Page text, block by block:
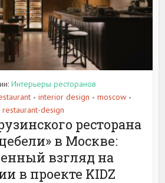
Интерьеры ресторанов
• interior design • moscow •
restaurant-design
ресторана
в Москве:
взгляд на
в проекте KIDZ